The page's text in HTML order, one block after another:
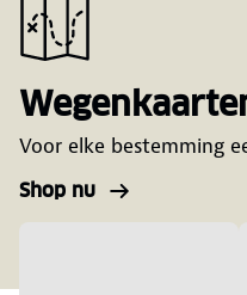
Voor elke bestemming
Shop nu